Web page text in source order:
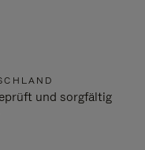
und sorgfältig